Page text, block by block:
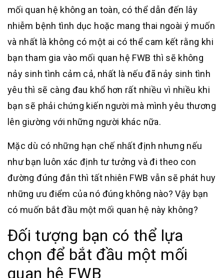
mối quan hệ không an toàn, có thể dẫn đến lây
nhiễm bệnh tình dục hoặc mang thai ngoài ý muốn
và nhất là không có một ai có thể cam kết rằng khi
bạn tham gia vào mối quan hệ FWB thì sẽ không
nảy sinh tình cảm cả, nhất là nếu đã nảy sinh tình
yêu thì sẽ càng đau khổ hơn rất nhiều vì nhiều khi
bạn sẽ phải chứng kiến người mà mình yêu thương
lên giường với những người khác nữa.
Mặc dù có những hạn chế nhất định nhưng nếu
như bạn luôn xác định tư tưởng và đi theo con
đường đúng đắn thì tất nhiên FWB vẫn sẽ phát huy
những ưu điểm của nó đúng không nào? Vậy bạn
có muốn bắt đầu một mối quan hệ này không?
Đối tượng bạn có thể lựa
chọn để bắt đầu một mối
quan hệ FWB